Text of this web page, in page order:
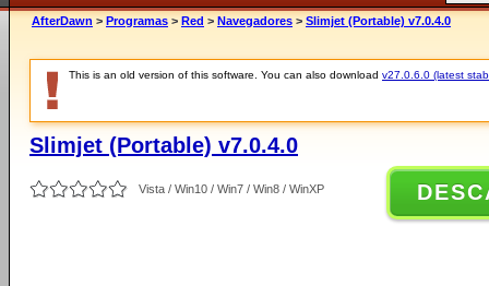
AfterDawn > Programas > Red > Navegadores > Slimjet (Portable) v7.0.4.0
This is an old version of this software. You can also download v27.0.6.0 (latest
Slimjet (Portable) v7.0.4.0
Vista / Win10 / Win7 / Win8 / WinXP